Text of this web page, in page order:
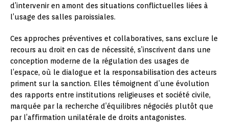
d’intervenir en amont des situations conflictuelles liées à
l’usage des salles paroissiales.
Ces approches préventives et collaboratives, sans exclure le
recours au droit en cas de nécessité, s’inscrivent dans une
conception moderne de la régulation des usages de
l’espace, où le dialogue et la responsabilisation des acteurs
priment sur la sanction. Elles témoignent d’une évolution
des rapports entre institutions religieuses et société civile,
marquée par la recherche d’équilibres négociés plutôt que
par l’affirmation unilatérale de droits antagonistes.